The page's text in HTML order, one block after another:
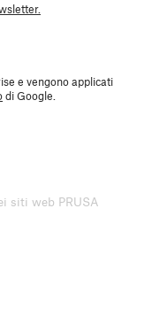
e vengono applicati
di Google.
siti web PRUSA